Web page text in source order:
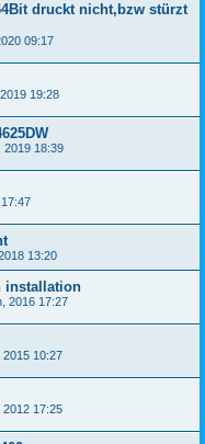
druckt nicht,bzw stürzt
09:17
19:28
2019 18:39
13:20
installation
2016 17:27
2015 10:27
2012 17:25